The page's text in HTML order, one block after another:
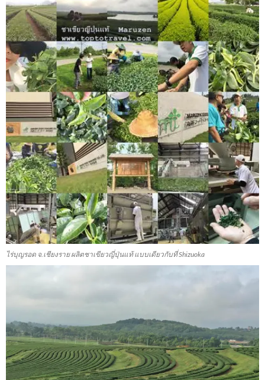
ไร่บุญรอด จ.เชียงราย ผลิตชาเขียวญี่ปุ่นแท้ แบบเดียวกับที่ Shizuoka